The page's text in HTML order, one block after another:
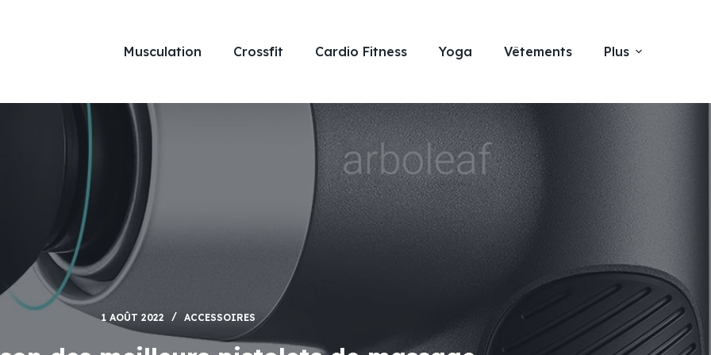
Musculation Crossfit Cardio Fitness Yoga Vêtements Plus
1 AOÛT 2022 ACCESSOIRES